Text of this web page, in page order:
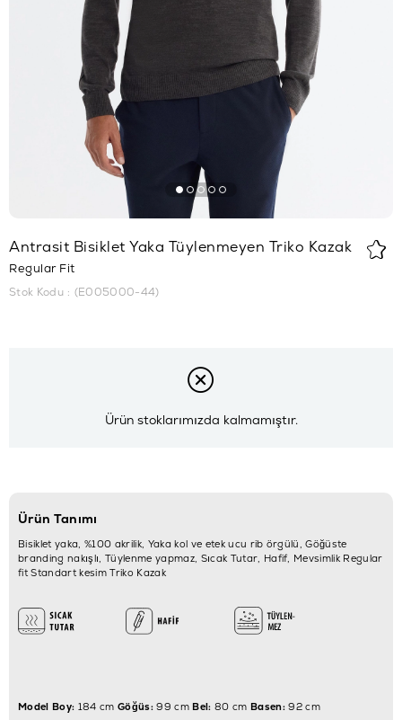
Antrasit Bisiklet Yaka Tüylenmeyen Triko Kazak
Regular Fit
Stok Kodu (E005000-44)
Ürün stoklarımızda kalmamıştır.
Ürün Tanımı
Bisiklet yaka, %100 akrilik, Yaka kol ve etek ucu rib örgülü, Göğüste
branding nakışlı, Tüylenme yapmaz, Sıcak Tutar, Hafif, Mevsimlik Regular
fit Standart kesim Triko Kazak
Model Boy: 184 cm Göğüs:99 cmBel: 80 cm Basen:92 cm